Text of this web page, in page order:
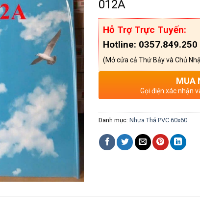
012A
Hỗ Trợ Trực Tuyến:
Hotline:
(Mở cửa cả Thứ Bảy và Chủ
MUA
Gọi điện xác nhận
Danh mục: Nhựa Thả PVC 60x60